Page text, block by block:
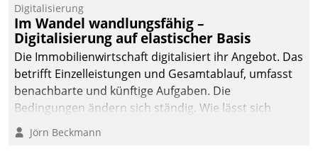
Digitalisierung
Im Wandel wandlungsfähig –
Digitalisierung auf elastischer Basis
Die Immobilienwirtschaft digitalisiert ihr Angebot. Das
betrifft Einzelleistungen und Gesamtablauf, umfasst
benachbarte und künftige Aufgaben. Die
Bedingungen ändern sich ständig. Wie lässt sich
technisch die Kontrolle wahren und zugleich Freiraum
fürs Wachsen öffnen?
Jörn Beckmann